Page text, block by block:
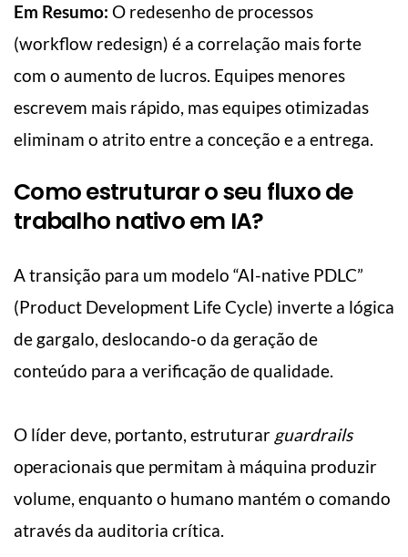
Em Resumo: O redesenho de processos
(workflow redesign) é a correlação mais forte
com o aumento de lucros. Equipes menores
escrevem mais rápido, mas equipes otimizadas
eliminam o atrito entre a conceção e a entrega.
Como estruturar o seu fluxo de
trabalho nativo em IA?
A transição para um modelo “AI-native PDLC”
(Product Development Life Cycle) inverte a lógica
de gargalo, deslocando-o da geração de
conteúdo para a verificação de qualidade.
O líder deve, portanto, estruturar guardrails
operacionais que permitam à máquina produzir
volume, enquanto o humano mantém o comando
através da auditoria crítica.